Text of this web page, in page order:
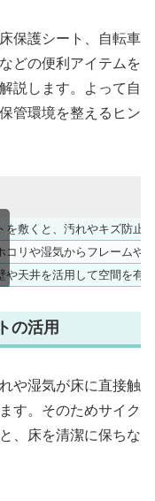
保護シート、自転車
どの便利アイテムを
説します。よって自
管環境を整えるヒン
を敷くと、汚れやキズ防止
コリや湿気からフレームや
や天井を活用して空間を有
の活用
や湿気が床に直接触
す。そのためサイク
、床を清潔に保ちな